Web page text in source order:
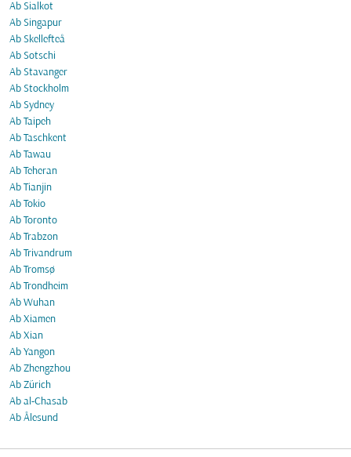
Ab Sialkot
Ab Singapur
Ab Skellefteå
Ab Sotschi
Ab Stavanger
Ab Stockholm
Ab Sydney
Ab Taipeh
Ab Taschkent
Ab Tawau
Ab Teheran
Ab Tianjin
Ab Tokio
Ab Toronto
Ab Trabzon
Ab Trivandrum
Ab Tromsø
Ab Trondheim
Ab Wuhan
Ab Xiamen
Ab Xian
Ab Yangon
Ab Zhengzhou
Ab Zürich
Ab al-Chasab
Ab Ålesund